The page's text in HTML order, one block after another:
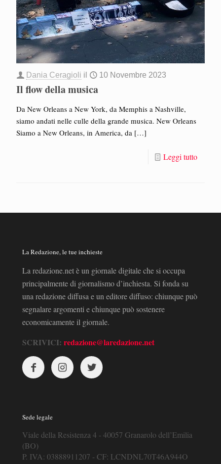
Dania Ceragioli il 10 Novembre 2023
Il flow della musica
Da New Orleans a New York, da Memphis a Nashville,
siamo andati nelle culle della grande musica. New Orleans
Siamo a New Orleans, in America, da […]
Leggi tutto
La Redazione, le tue inchieste
La redazione.net è un giornale digitale che si occupa
principalmente di giornalismo d’inchiesta. Si fonda su
una redazione diffusa e un editore diffuso: chiunque può
segnalare argomenti e chiunque può sostenere
economicamente il giornale.
SCRIVICI: redazione@laredazione.net
Sede legale
Viale della Resistenza 4 - 40057 Granarolo dell’Emilia
(BO)
P. IVA: 03888911207 - CF: LCNDNL70T46A944O